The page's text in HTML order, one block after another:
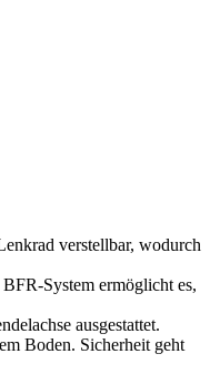
verstellbar, wodurch
System ermöglicht es,
ausgestattet.
Boden. Sicherheit geht